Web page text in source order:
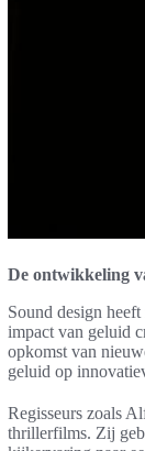
De ontwikkeling
Sound design
impact van geluid
opkomst van
geluid op
Regisseurs zoals
thrillerfilms. Zij